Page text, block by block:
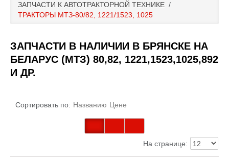
Основной каталог товаров
Контакты
ЗАПЧАСТИ К АВТОТРАКТОРНОЙ ТЕХНИКЕ /
ТРАКТОРЫ МТЗ-80/82, 1221/1523, 1025
ЗАПЧАСТИ В НАЛИЧИИ В БРЯНСКЕ НА
БЕЛАРУС (МТЗ) 80,82, 1221,1523,1025,892
И ДР.
Сортировать по: Названию Цене
На странице: